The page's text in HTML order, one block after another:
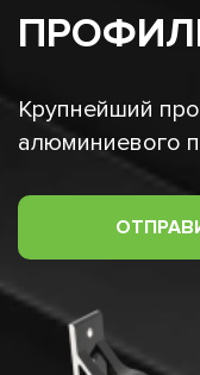
Крупнейший
алюминиевого